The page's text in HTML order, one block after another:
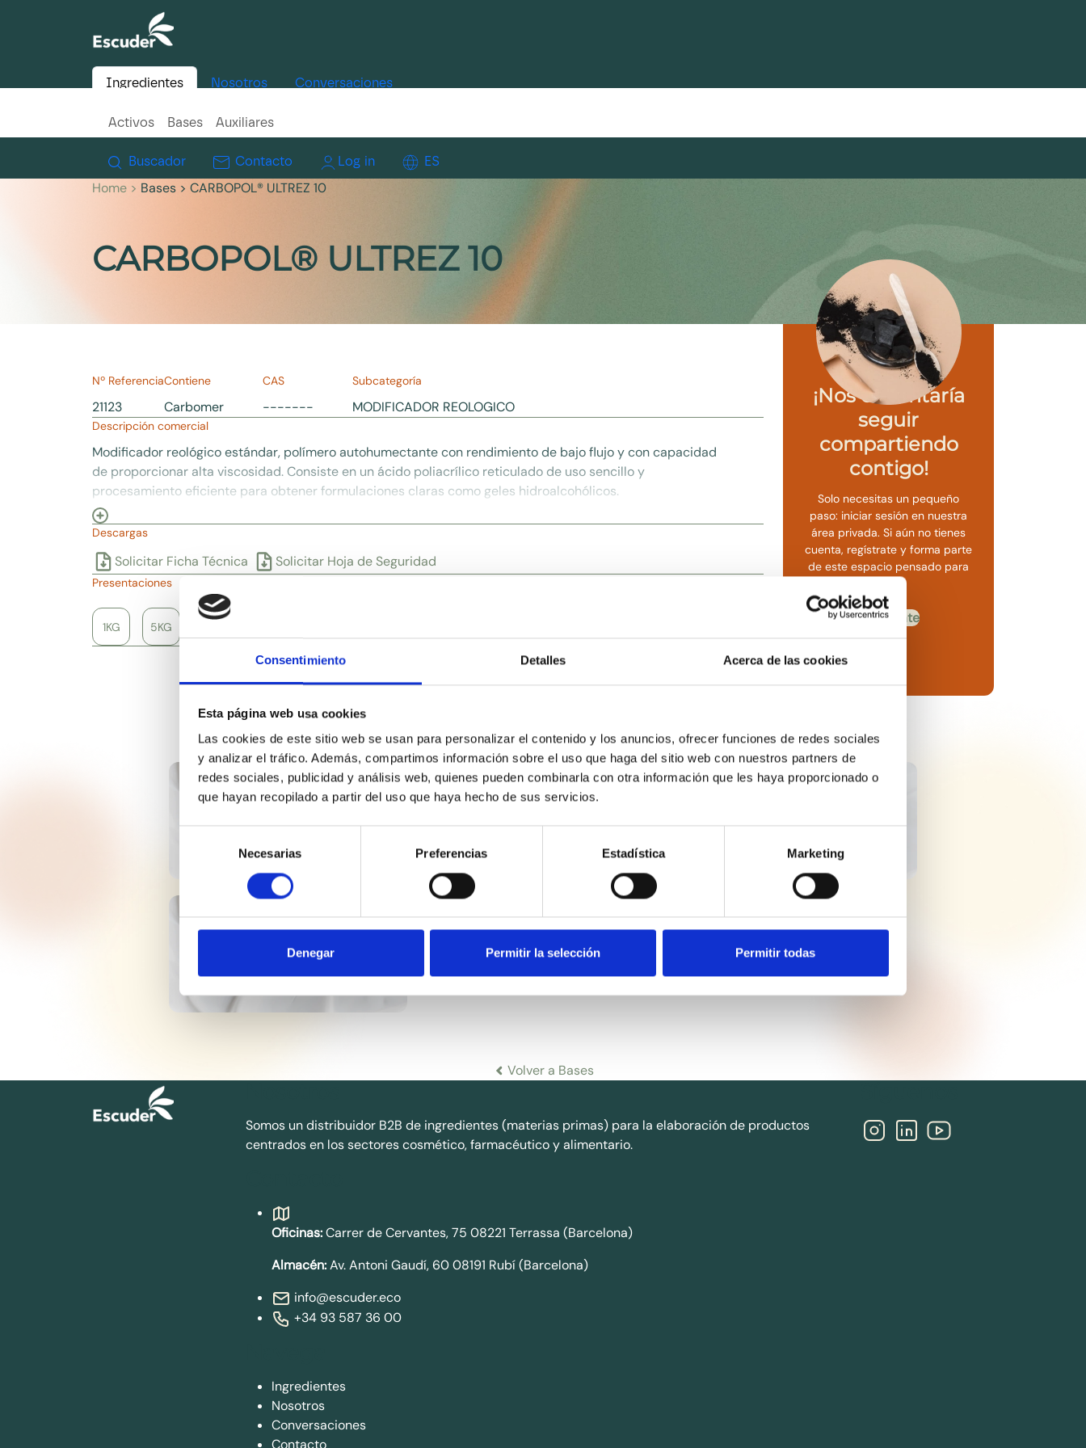
Consentimiento Detalles Acerca de las cookies
Esta página web usa cookies
Las cookies de este sitio web se usan para personalizar el contenido y los anuncios, ofrecer funciones de redes sociales
y analizar el tráfico. Además, compartimos información sobre el uso que haga del sitio web con nuestros partners de
redes sociales, publicidad y análisis web, quienes pueden combinarla con otra información que les haya proporcionado o
que hayan recopilado a partir del uso que haya hecho de sus servicios.
consentimiento
Necesarias Preferencias Estadística Marketing
Denegar Permitir la selección Permitir todas
Ingredientes Nosotros Conversaciones
Activos Bases Auxiliares
Buscador Contacto Log in ES
Home > Bases > CARBOPOL® ULTREZ 10
CARBOPOL® ULTREZ 10
¡Nos encantaría
seguir
compartiendo
contigo!
Solo necesitas un pequeño
paso: iniciar sesión en nuestra
área privada. Si aún no tienes
cuenta, regístrate y forma parte
de este espacio pensado para
Regístrate
Nº Referencia
21123
Contiene
Carbomer
CAS
-------
Subcategoría
MODIFICADOR REOLOGICO
Descripción comercial
Modificador reológico estándar, polímero autohumectante con rendimiento de bajo flujo y con capacidad
de proporcionar alta viscosidad. Consiste en un ácido poliacrílico reticulado de uso sencillo y
procesamiento eficiente para obtener formulaciones claras como geles hidroalcohólicos.
Descargas
Solicitar Ficha Técnica Solicitar Hoja de Seguridad
Presentaciones
1KG 5KG
Ingredientes relacionados
VEROL® S
VASELINA LIQUIDA
LIGERA EP
VASELINA LIQUIDA
VASELINA FILANTE
Volver a Bases
Somos un distribuidor B2B de ingredientes (materias primas) para la elaboración de productos
centrados en los sectores cosmético, farmacéutico y alimentario.
Oficinas:Carrer de Cervantes, 75 08221 Terrassa (Barcelona)
Almacén:Av. Antoni Gaudí, 60 08191 Rubí (Barcelona)
info@escuder.eco
+34 93 587 36 00
Ingredientes
Nosotros
Conversaciones
Contacto